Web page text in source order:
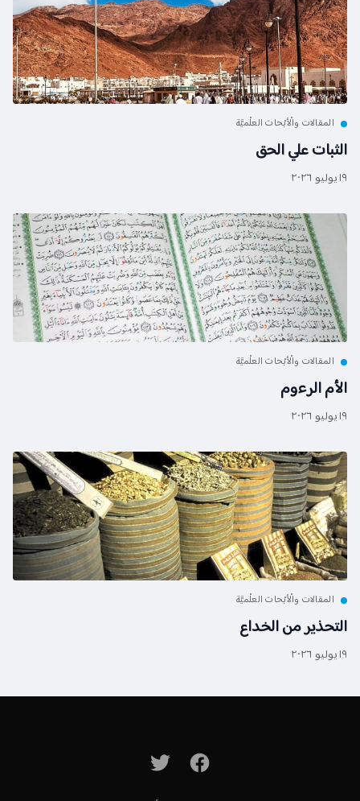
المقالات والْأبْحاث العلْميَّة
الثبات علي الحق
١٩ يوليو ٢٠٢٦
المقالات والْأبْحاث العلْميَّة
الأم الرءوم
١٩ يوليو ٢٠٢٦
المقالات والْأبْحاث العلْميَّة
التحذير من الخداع
١٩ يوليو ٢٠٢٦